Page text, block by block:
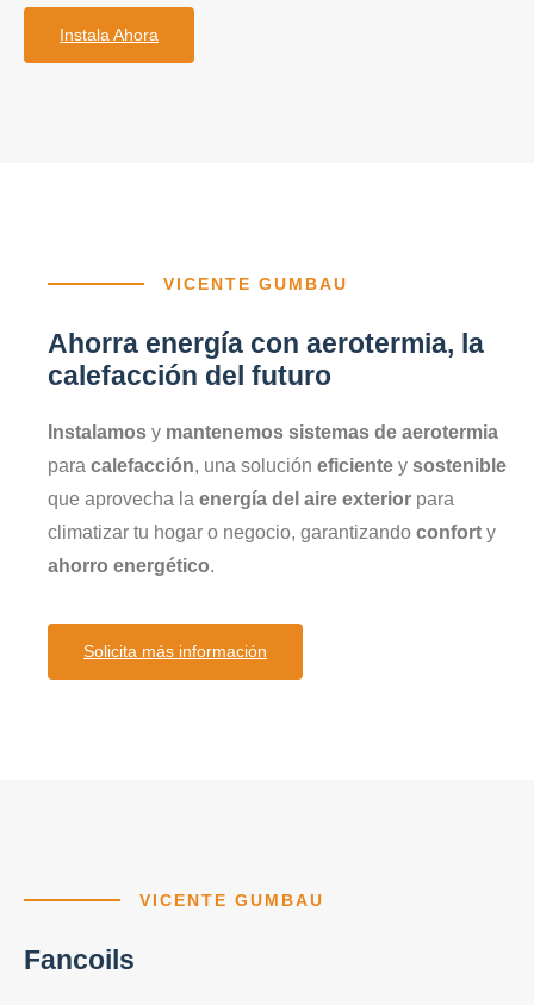
Instala Ahora
VICENTE GUMBAU
Ahorra energía con aerotermia, la
calefacción del futuro
Instalamos y mantenemos sistemas de aerotermia
para calefacción, una solución eficiente y sostenible
que aprovecha la energía del aire exterior para
climatizar tu hogar o negocio, garantizando confort y
ahorro energético.
Solicita más información
VICENTE GUMBAU
Fancoils